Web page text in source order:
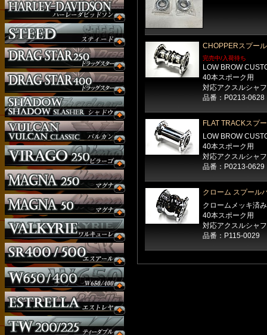
CHOPPERスプー
完売中/入荷待ち
LOW BROW
40本スポーク用
対応アクスルシャ
品番：P0213-0628
FLAT TRACKスプ
LOW BROW
40本スポーク用
対応アクスルシャ
品番：P0213-0629
クローム スプール
クロームメッキ済み
40本スポーク用
対応アクスルシャ
品番：P115-0029